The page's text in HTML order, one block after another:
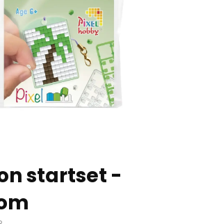
startset -